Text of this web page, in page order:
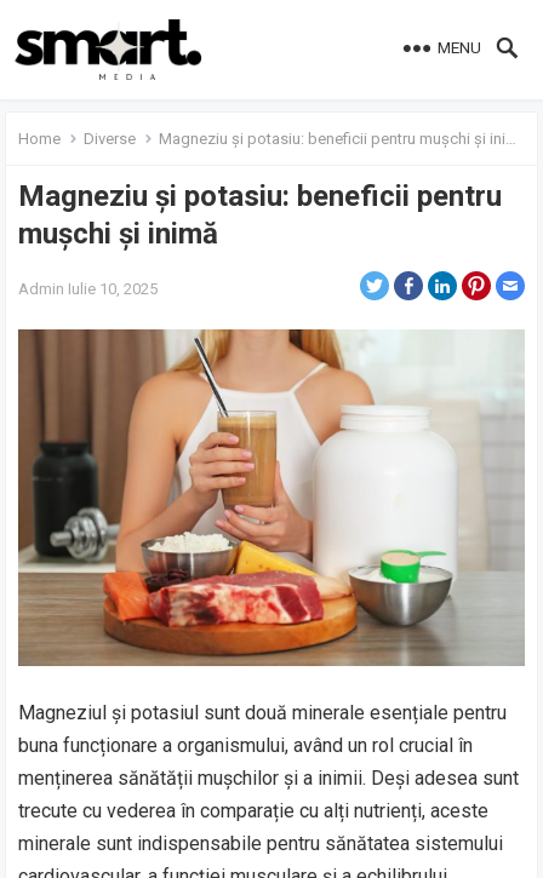
MENU
Home Diverse Magneziu și potasiu: beneficii pentru mușchi și inimă
Magneziu și potasiu: beneficii pentru
mușchi și inimă
Admin Iulie 10, 2025
Magneziul și potasiul sunt două minerale esențiale pentru
buna funcționare a organismului, având un rol crucial în
menținerea sănătății mușchilor și a inimii. Deși adesea sunt
trecute cu vederea în comparație cu alți nutrienți, aceste
minerale sunt indispensabile pentru sănătatea sistemului